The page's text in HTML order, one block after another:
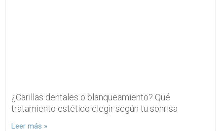
¿Carillas dentales o blanqueamiento? Qué
tratamiento estético elegir según tu sonrisa
Leer más »